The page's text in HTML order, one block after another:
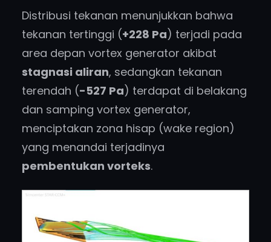
Distribusi tekanan menunjukkan bahwa
tekanan tertinggi (+228 Pa) terjadi pada
area depan vortex generator akibat
stagnasi aliran, sedangkan tekanan
terendah (-527 Pa) terdapat di belakang
dan samping vortex generator,
menciptakan zona hisap (wake region)
yang menandai terjadinya
pembentukan vorteks.